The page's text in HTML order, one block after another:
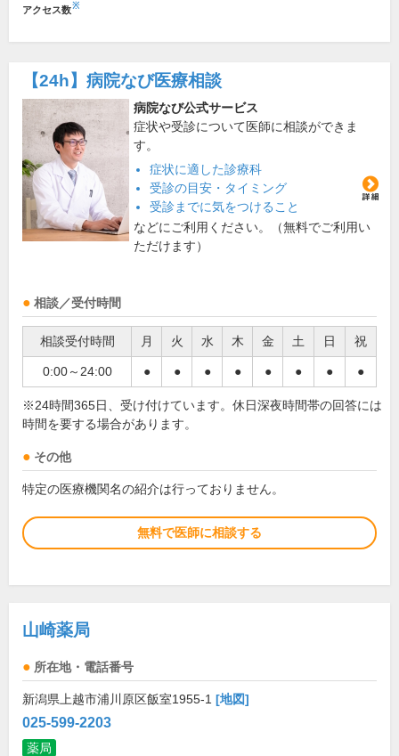
アクセス数※
【24h】 病院なび医療相談
病院なび公式サービス
症状や受診について医師に相談ができま
す。
症状に適した診療科
受診の目安・タイミング
受診までに気をつけること
などにご利用ください。（無料でご利用い
ただけます）
相談／受付時間
相談受付時間 月 火 水 木 金 土 日 祝
0:00～24:00 ● ● ● ● ● ● ● ●
※24時間365日、受け付けています。休日深夜時間帯の回答には
時間を要する場合があります。
その他
特定の医療機関名の紹介は行っておりません。
無料で医師に相談する
山崎薬局
所在地・電話番号
新潟県上越市浦川原区飯室1955-1 [地図]
025-599-2203
薬局